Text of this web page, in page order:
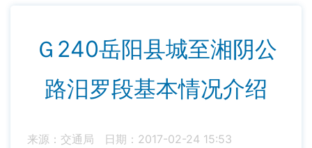
Ｇ240岳阳县城至湘阴公
路汨罗段基本情况介绍
来源：交通局
日期：2017-02-24 15:53